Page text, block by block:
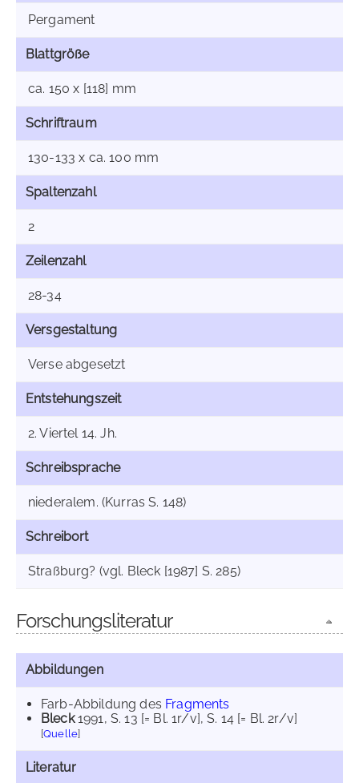
Pergament
Blattgröße
ca. 150 x [118] mm
Schriftraum
130-133 x ca. 100 mm
Spaltenzahl
2
Zeilenzahl
28-34
Versgestaltung
Verse abgesetzt
Entstehungszeit
2. Viertel 14. Jh.
Schreibsprache
niederalem. (Kurras S. 148)
Schreibort
Straßburg? (vgl. Bleck [1987] S. 285)
Forschungsliteratur
Abbildungen
Farb-Abbildung des Fragments
Bleck1991, S. 13 [= Bl. 1r/v], S. 14 [= Bl. 2r/v]
[Quelle]
Literatur